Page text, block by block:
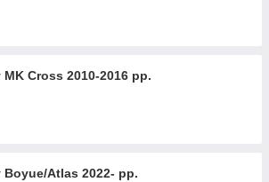
MK Cross 2010-2016 рр.
Boyue/Atlas 2022- рр.